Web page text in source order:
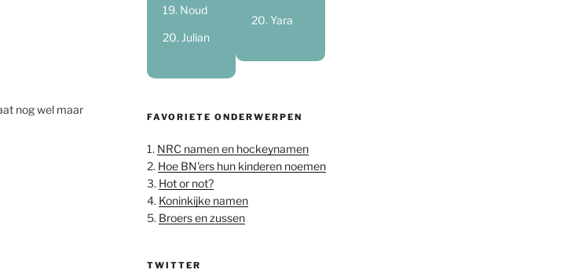
nog wel maar
Noud
Julian
Yara
FAVORIETE ONDERWERPEN
1. NRC namen en hockeynamen
2. Hoe BN'ers hun kinderen noemen
3. Hot or not?
4. Koninkijke namen
5. Broers en zussen
TWITTER